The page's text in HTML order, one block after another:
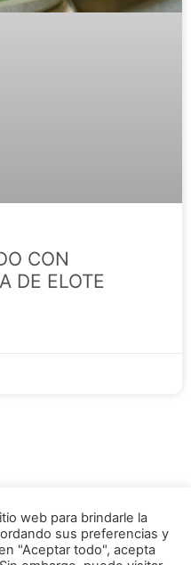
CON
DE ELOTE
BEBÉ, ESTO TE
web para brindarle la
sus preferencias y
"Aceptar todo", acepta